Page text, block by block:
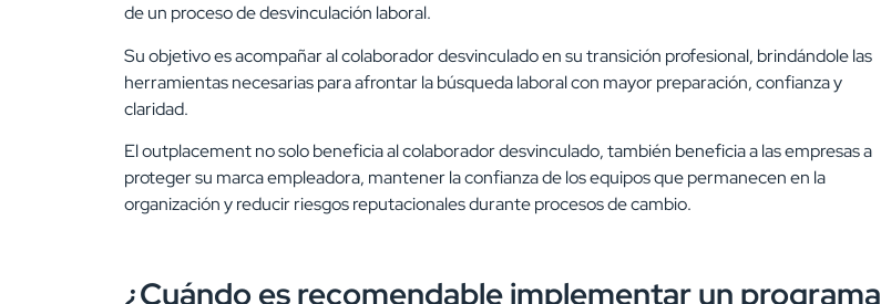
de un proceso de desvinculación laboral.
Su objetivo esacompañar al colaborador desvinculado en su transición profesional, brindándole las
herramientas necesarias para afrontar la búsqueda laboral con mayor preparación, confianza y
claridad.
El outplacement no solo beneficia al colaborador desvinculado, también beneficia a las empresasa
proteger su marca empleadora, mantener la confianza de los equipos que permanecen en la
organización y reducir riesgos reputacionales durante procesos de cambio.
¿Cuándo es recomendable implementar un programa